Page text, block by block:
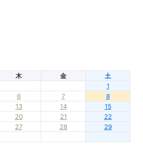
木 金
土
1
6 7
8
13 14
15
20 21
22
27 28
29